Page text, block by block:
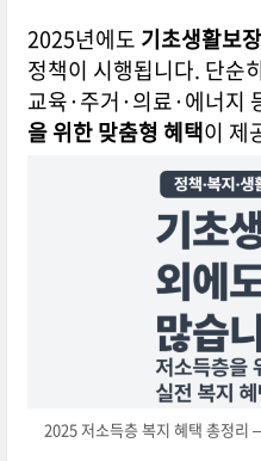
2025년에도 기초생활보
정책이 시행됩니다. 단순
교육·주거·의료·에너지
을 위한 맞춤형 혜택이 제
2025 저소득층 복지 혜택 총정리